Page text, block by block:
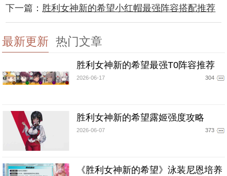
下一篇： 胜利女神新的希望小红帽最强阵容搭配推荐
最新更新 热门文章
胜利女神新的希望最强T0阵容推荐
2026-06-17 304
胜利女神新的希望露姬强度攻略
2026-06-07 373
《胜利女神新的希望》泳装尼恩培养